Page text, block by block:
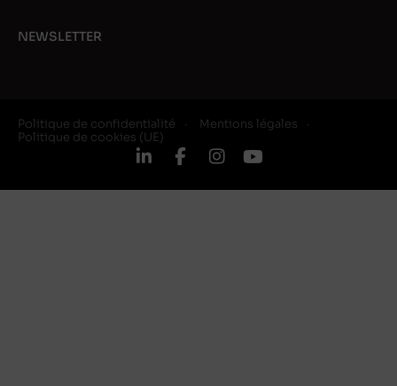
NEWSLETTER
Politique de confidentialité
Mentions légales
Politique de cookies (UE)